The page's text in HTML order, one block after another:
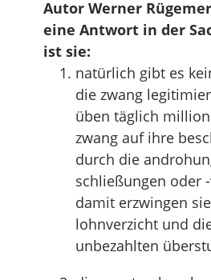
Autor Werner
eine Antwort in der
ist sie:
natürlich gibt es
die zwang
üben täglich
zwang auf ihre
durch die
schließungen oder
damit erzwingen
lohnverzicht und
unbezahlten